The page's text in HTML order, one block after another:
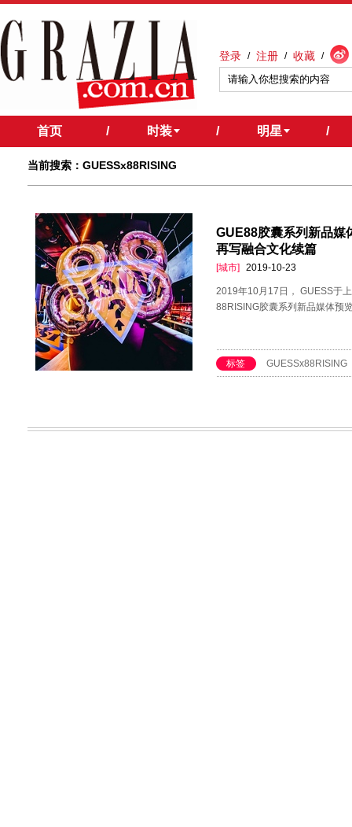
登录 / 注册 / 收藏 /
首页 / 时装 / 明星 /
当前搜索：GUESSx88RISING
GUE88胶囊系列新品
再写融合文化续篇
[城市] 2019-10-23
2019年10月17日， GUESS于
88RISING胶囊系列新品媒体预
标签 GUESSx88RISING